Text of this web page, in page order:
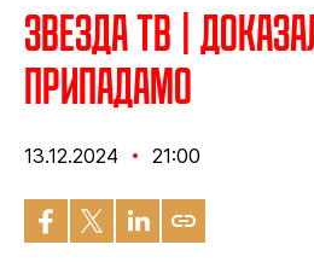
Звезда ТВ |
припадамо
13.12.2024 21:00